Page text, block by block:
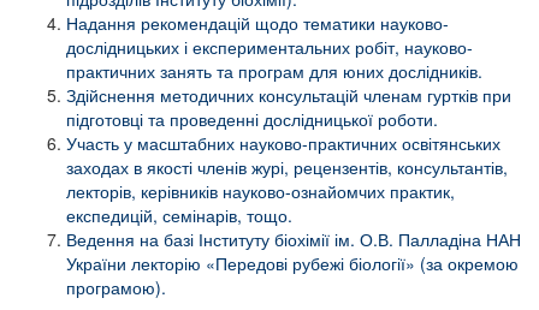
Надання рекомендацій щодо тематики науково-
дослідницьких і експериментальних робіт, науково-
практичних занять та програм для юних дослідників.
Здійснення методичних консультацій членам гуртків при
підготовці та проведенні дослідницької роботи.
Участь у масштабних науково-практичних освітянських
заходах в якості членів журі, рецензентів, консультантів,
лекторів, керівників науково-ознайомчих практик,
експедицій, семінарів, тощо.
Ведення на базі Інституту біохімії ім. О.В. Палладіна НАН
України лекторію «Передові рубежі біології» (за окремою
програмою).